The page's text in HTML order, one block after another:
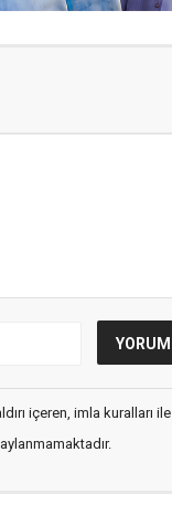
içeren, imla kuralları ile